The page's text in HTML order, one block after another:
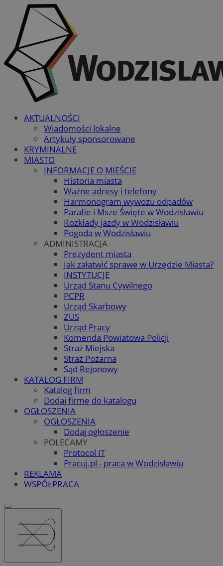
AKTUALNOŚCI
Wiadomości lokalne
Artykuły sponsorowane
KRYMINALNE
MIASTO
INFORMACJE O MIEŚCIE
Historia miasta
Ważne adresy i telefony
Harmonogram wywozu odpadów
Parafie i Msze Święte w Wodzisławiu
Rozkłady jazdy w Wodzisławiu
Pogoda w Wodzisławiu
ADMINISTRACJA
Prezydent miasta
Jak załatwić sprawę w Urzędzie Miasta?
INSTYTUCJE
Urząd Stanu Cywilnego
PCPR
Urząd Skarbowy
ZUS
Urząd Pracy
Komenda Powiatowa Policji
Straż Miejska
Straż Pożarna
Sąd Rejonowy
KATALOG FIRM
Katalog firm
Dodaj firmę do katalogu
OGŁOSZENIA
OGŁOSZENIA
Dodaj ogłoszenie
POLECAMY
Protocol IT
Pracuj.pl - praca w Wodzisławiu
REKLAMA
WSPÓŁPRACA